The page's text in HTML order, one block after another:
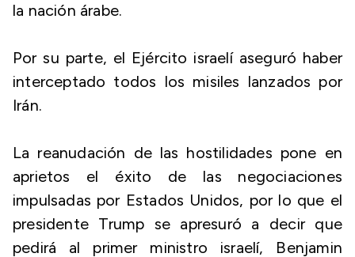
la nación árabe.
Por su parte, el Ejército israelí aseguró haber
interceptado todos los misiles lanzados por
Irán.
La reanudación de las hostilidades pone en
aprietos el éxito de las negociaciones
impulsadas por Estados Unidos, por lo que el
presidente Trump se apresuró a decir que
pedirá al primer ministro israelí, Benjamin